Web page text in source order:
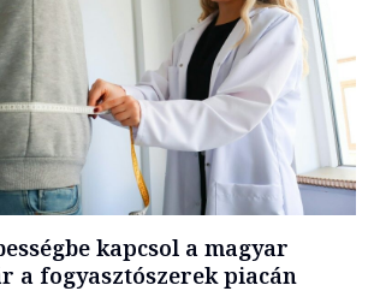
kapcsol a magyar
a fogyasztószerek piacán